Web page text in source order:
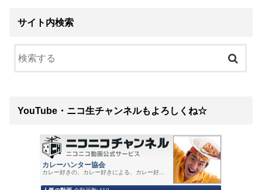
サイト内検索
YouTube・ニコ生チャンネルもよろしくね☆